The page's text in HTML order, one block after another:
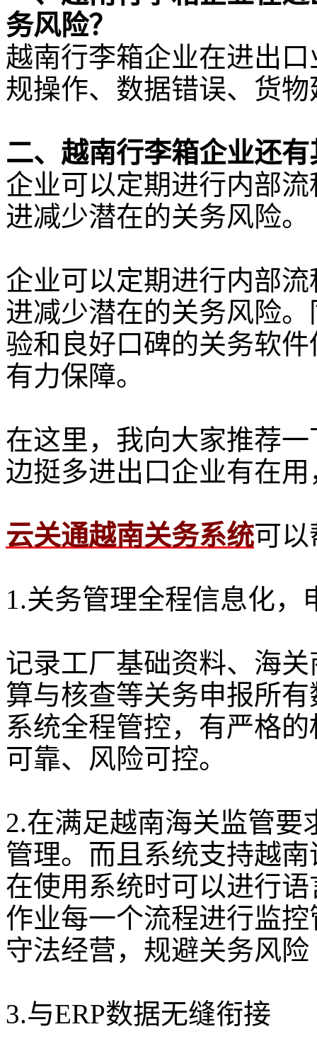
务风险？
越南行李箱企业在进出
规操作、数据错误、货
二、越南行李箱企业还
企业可以定期进行内部
进减少潜在的关务风险。
企业可以定期进行内部
进减少潜在的关务风险
验和良好口碑的关务软
有力保障。
在这里，我向大家推荐一
边挺多进出口企业有在
云关通越南关务系统可
1.关务管理全程信息化，
记录工厂基础资料、海
算与核查等关务申报所
系统全程管控，有严格
可靠、风险可控。
2.在满足越南海关监管要
管理。而且系统支持越
在使用系统时可以进行
作业每一个流程进行监
守法经营，规避关务风险
3.与ERP数据无缝衔接